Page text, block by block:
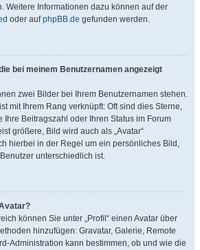
Weitere Informationen dazu können auf der
oder aufphpBB.de gefunden werden.
bei meinem Benutzernamen angezeigt
zwei Bilder bei Ihrem Benutzernamen stehen.
mit Ihrem Rang verknüpft: Oft sind dies Sterne,
Ihre Beitragszahl oder Ihren Status im Forum
größere, Bild wird auch als „Avatar“
hierbei in der Regel um ein persönliches Bild,
unterschiedlich ist.
können Sie unter „Profil“ einen Avatar über
hinzufügen: Gravatar, Galerie, Remote
Administration kann bestimmen, ob und wie die